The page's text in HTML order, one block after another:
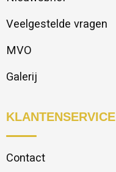
Veelgestelde vragen
MVO
Galerij
KLANTENSERVICE
Contact